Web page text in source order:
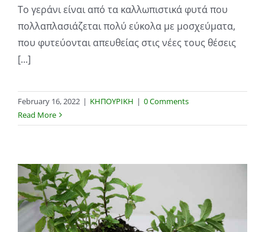
Το γεράνι είναι από τα καλλωπιστικά φυτά που
πολλαπλασιάζεται πολύ εύκολα με μοσχεύματα,
που φυτεύονται απευθείας στις νέες τους θέσεις
[...]
February 16, 2022 | ΚΗΠΟΥΡΙΚΗ | 0 Comments
Read More